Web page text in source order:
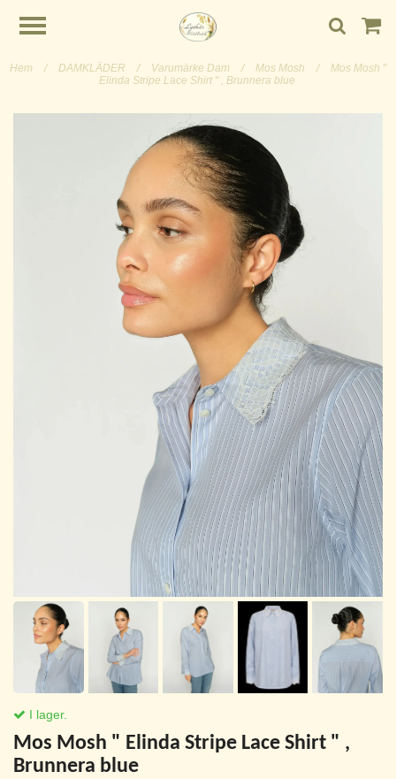
Hem / DAMKLÄDER / Varumärke Dam / Mos Mosh /
Mos Mosh "
Elinda Stripe Lace Shirt " , Brunnera blue
I lager.
Mos Mosh " Elinda Stripe Lace Shirt " ,
Brunnera blue